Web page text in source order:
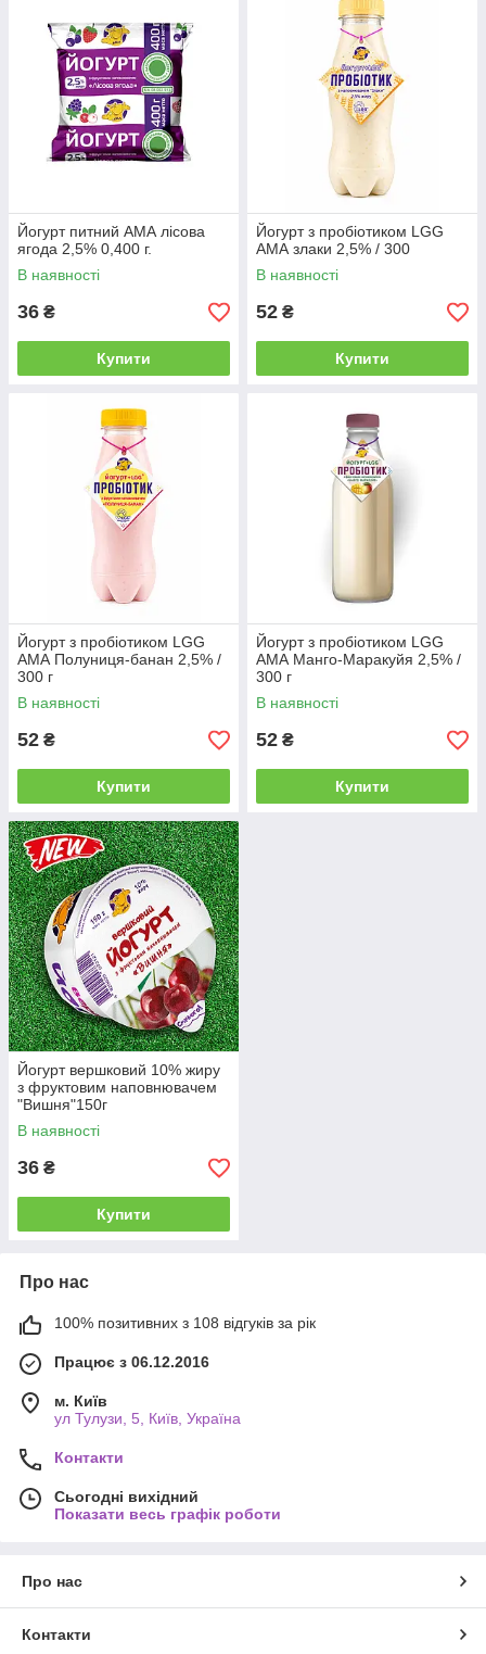
Йогурт питний АМА лісова
ягода 2,5% 0,400 г.
В наявності
36 ₴
Купити
Йогурт з пробіотиком LGG
АМА злаки 2,5% / 300
В наявності
52 ₴
Купити
Йогурт з пробіотиком LGG
АМА Полуниця-банан 2,5% /
300 г
В наявності
52 ₴
Купити
Йогурт з пробіотиком LGG
АМА Манго-Маракуйя 2,5% /
300 г
В наявності
52 ₴
Купити
Йогурт вершковий 10% жиру
з фруктовим наповнювачем
"Вишня"150г
В наявності
36 ₴
Купити
Про нас
100% позитивних з 108 відгуків за рік
Працює з 06.12.2016
м. Київ
ул Тулузи, 5, Київ, Україна
Контакти
Сьогодні вихідний
Показати весь графік роботи
Про нас
Контакти